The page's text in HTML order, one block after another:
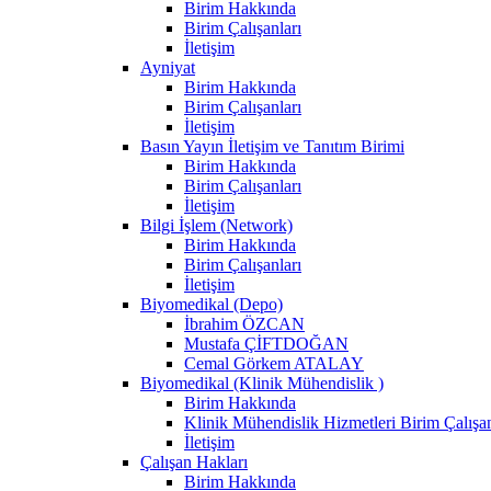
Birim Hakkında
Birim Çalışanları
İletişim
Ayniyat
Birim Hakkında
Birim Çalışanları
İletişim
Basın Yayın İletişim ve Tanıtım Birimi
Birim Hakkında
Birim Çalışanları
İletişim
Bilgi İşlem (Network)
Birim Hakkında
Birim Çalışanları
İletişim
Biyomedikal (Depo)
İbrahim ÖZCAN
Mustafa ÇİFTDOĞAN
Cemal Görkem ATALAY
Biyomedikal (Klinik Mühendislik )
Birim Hakkında
Klinik Mühendislik Hizmetleri Birim
İletişim
Çalışan Hakları
Birim Hakkında